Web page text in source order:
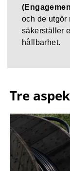
och de utgör
säkerställer
hållbarhet.
Tre